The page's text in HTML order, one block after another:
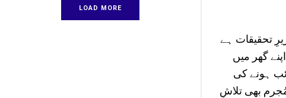
LOAD MORE
تحقیقات ہے
گھر میں
ہونے کی
بھی تلاشِ